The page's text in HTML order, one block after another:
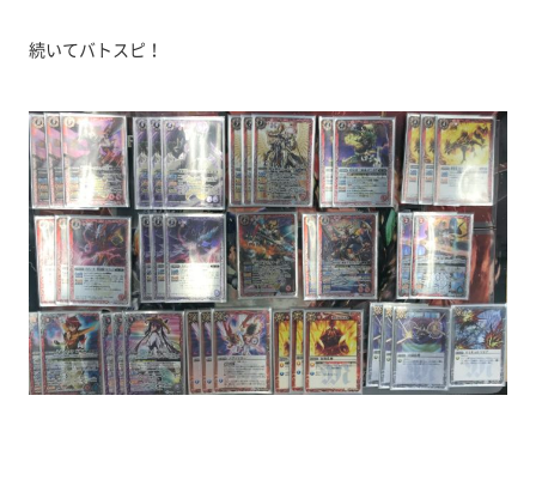
続いてバトスピ！